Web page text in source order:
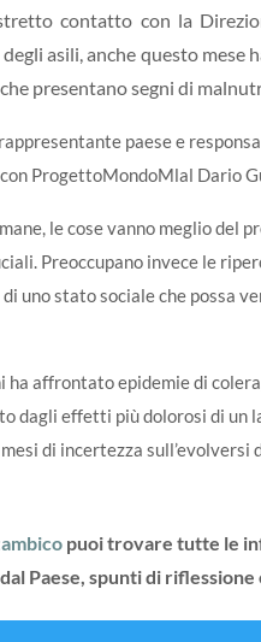
contatto con la
asili, anche questo
presentano segni di
paese e
ProgettoMondoMlal Dario
le cose vanno meglio del
Preoccupano invece le
uno stato sociale che possa
affrontato epidemie di
dagli effetti più dolorosi di un
di incertezza sull’evolversi
puoi trovare tutte le
Paese, spunti di